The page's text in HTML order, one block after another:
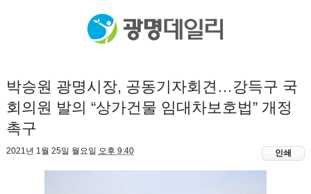
박승원 광명시장, 공동기자회견…강득구 국
회의원 발의 “상가건물 임대차보호법” 개정
촉구
2021년 1월 25일 월요일 오후 9:40 인쇄